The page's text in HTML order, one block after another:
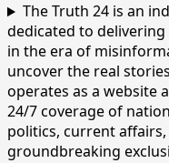
The Truth 24 is an
dedicated to
in the era of
uncover the real
operates as a website
24/7 coverage of
politics, current
groundbreaking